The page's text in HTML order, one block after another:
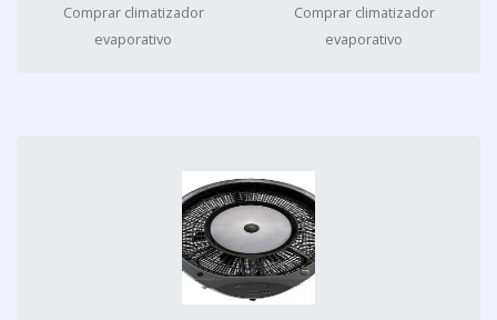
Comprar climatizador
evaporativo
Comprar climatizador
evaporativo